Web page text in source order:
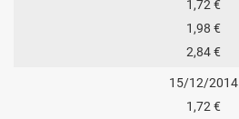
1,72 €
1,98 €
2,84 €
15/12/2014
1,72 €